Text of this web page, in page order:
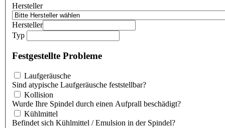
Hersteller
Hersteller
Typ
Festgestellte Probleme
Laufgeräusche
Sind atypische Laufgeräusche feststellbar?
Kollision
Wurde Ihre Spindel durch einen Aufprall beschädigt?
Kühlmittel
Befindet sich Kühlmittel / Emulsion in der Spindel?